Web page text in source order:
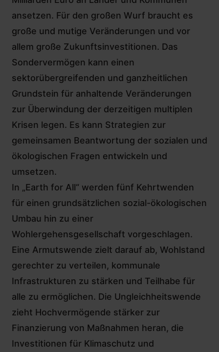
ansetzen. Für den großen Wurf braucht es
große und mutige Veränderungen und vor
allem große Zukunftsinvestitionen. Das
Sondervermögen kann einen
sektorübergreifenden und ganzheitlichen
Grundstein für anhaltende Veränderungen
zur Überwindung der derzeitigen multiplen
Krisen legen. Es kann Strategien zur
gemeinsamen Beantwortung der sozialen und
ökologischen Fragen entwickeln und
umsetzen.
In „Earth for All“ werden fünf Kehrtwenden
für einen grundsätzlichen sozial-ökologischen
Umbau hin zu einer
Wohlergehensgesellschaft vorgeschlagen.
Eine Armutswende zielt darauf ab, Wohlstand
gerechter zu verteilen, kommunale
Infrastrukturen zu stärken und Teilhabe für
alle zu ermöglichen. Die Ungleichheitswende
zieht Hochvermögende stärker zur
Finanzierung von Maßnahmen heran, die
Investitionen für Klimaschutz und